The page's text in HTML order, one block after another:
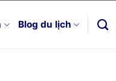
Blog du lịch